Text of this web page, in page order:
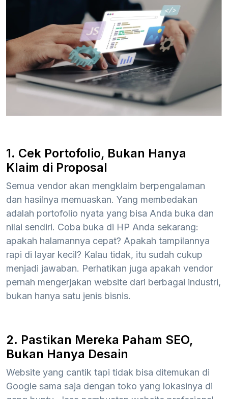
1. Cek Portofolio, Bukan Hanya
Klaim di Proposal
Semua vendor akan mengklaim berpengalaman
dan hasilnya memuaskan. Yang membedakan
adalah portofolio nyata yang bisa Anda buka dan
nilai sendiri. Coba buka di HP Anda sekarang:
apakah halamannya cepat? Apakah tampilannya
rapi di layar kecil? Kalau tidak, itu sudah cukup
menjadi jawaban. Perhatikan juga apakah vendor
pernah mengerjakan website dari berbagai industri,
bukan hanya satu jenis bisnis.
2. Pastikan Mereka Paham SEO,
Bukan Hanya Desain
Website yang cantik tapi tidak bisa ditemukan di
Google sama saja dengan toko yang lokasinya di